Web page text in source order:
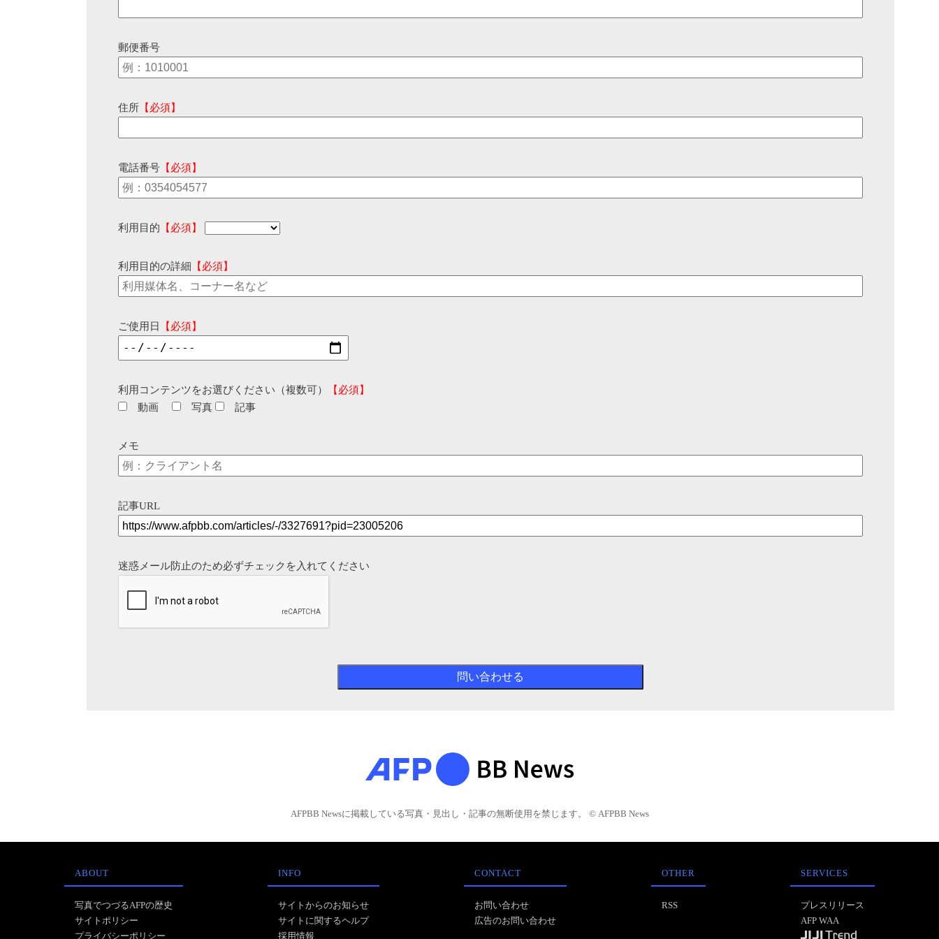
郵便番号
住所 【必須】
電話番号 【必須】
利用目的 【必須】
利用目的の詳細 【必須】
ご使用日 【必須】
利用コンテンツをお選びください（複数可）
【必須】
動画
写真 記事
メモ
記事URL
迷惑メール防止のため必ずチェックを入れてください
AFPBB Newsに掲載している写真・見出し・記事の無断使用を禁じます。 © AFPBB News
ABOUT
写真でつづるAFPの歴史
サイトポリシー
プライバシーポリシー
INFO
サイトからのお知らせ
サイトに関するヘルプ
採用情報
CONTACT
お問い合わせ
広告のお問い合わせ
OTHER
RSS
SERVICES
プレスリリース
AFP WAA